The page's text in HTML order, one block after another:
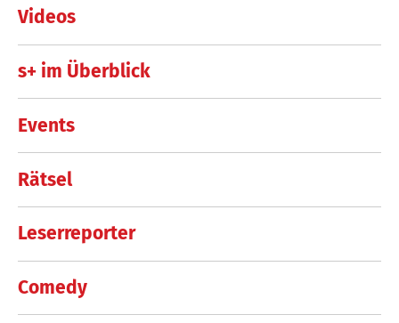
Videos
s+ im Überblick
Events
Rätsel
Leserreporter
Comedy